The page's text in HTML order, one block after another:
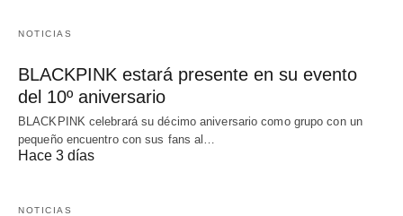
NOTICIAS
BLACKPINK estará presente en su evento
del 10º aniversario
BLACKPINK celebrará su décimo aniversario como grupo con un
pequeño encuentro con sus fans al…
Hace 3 días
NOTICIAS